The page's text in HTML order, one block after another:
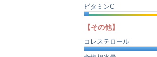
ビタミンC
【その他】
コレステロール